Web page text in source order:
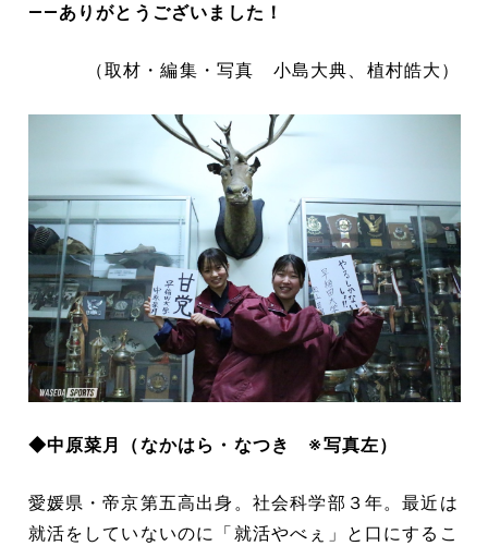
――ありがとうございました！
（取材・編集・写真 小島大典、植村皓大）
◆中原菜月（なかはら・なつき ※写真左）
愛媛県・帝京第五高出身。社会科学部３年。最近は
就活をしていないのに「就活やべぇ」と口にするこ